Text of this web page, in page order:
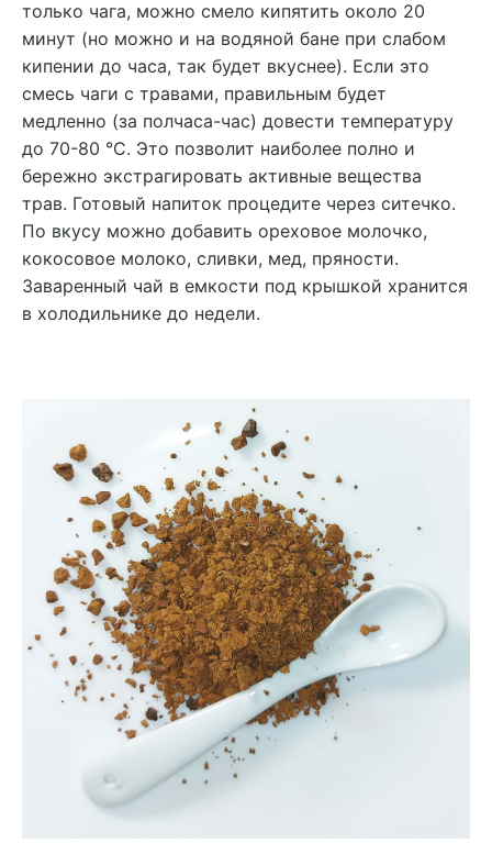
только чага, можно смело кипятить около 20
минут (но можно и на водяной бане при слабом
кипении до часа, так будет вкуснее). Если это
смесь чаги с травами, правильным будет
медленно (за полчаса-час) довести температуру
до 70-80 °С. Это позволит наиболее полно и
бережно экстрагировать активные вещества
трав. Готовый напиток процедите через ситечко.
По вкусу можно добавить ореховое молочко,
кокосовое молоко, сливки, мед, пряности.
Заваренный чай в емкости под крышкой хранится
в холодильнике до недели.